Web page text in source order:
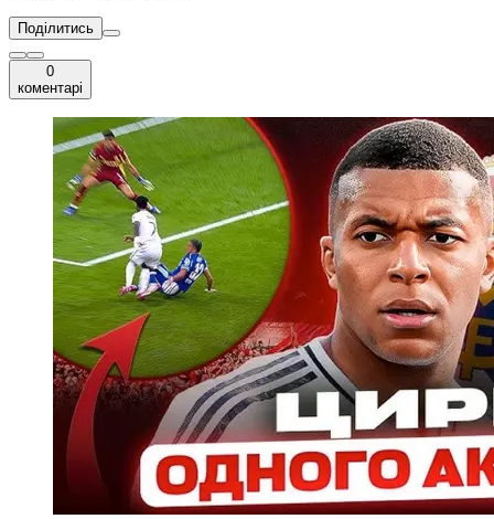
Поділитись
0
коментарі